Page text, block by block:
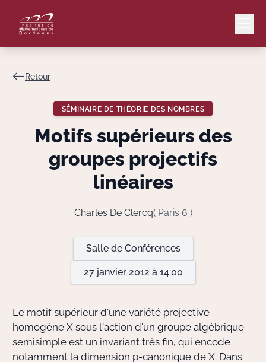
Lang
Doctorant·e·s
Retour
SÉMINAIRE DE THÉORIE DES NOMBRES
Motifs supérieurs des
groupes projectifs
linéaires
Charles De Clercq( Paris 6 )
Salle de Conférences
27 janvier 2012 à 14:00
Le motif supérieur d'une variété projective
homogène X sous l'action d'un groupe algébrique
semisimple est un invariant très fin, qui encode
notamment la dimension p-canonique de X. Dans